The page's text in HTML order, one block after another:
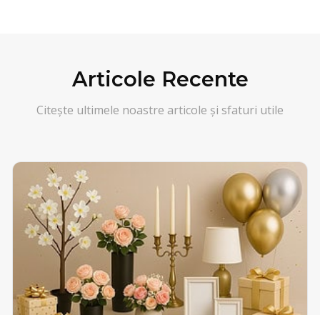
Articole Recente
Citește ultimele noastre articole și sfaturi utile